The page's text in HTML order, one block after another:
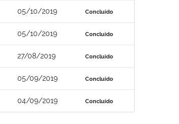
05/10/2019 Concluído
05/10/2019 Concluído
27/08/2019 Concluído
05/09/2019 Concluído
04/09/2019 Concluído